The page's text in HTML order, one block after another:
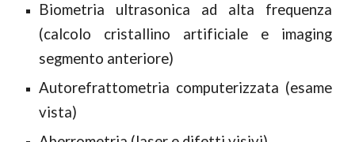
Biometria ultrasonica ad alta frequenza
(calcolo cristallino artificiale e imaging
segmento anteriore)
Autorefrattometria computerizzata (esame
vista)